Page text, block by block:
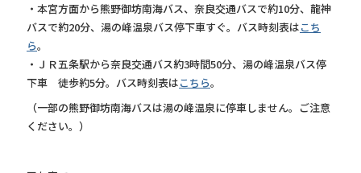
・本宮方面から熊野御坊南海バス、奈良交通バスで約10分、龍神
バスで約20分、湯の峰温泉バス停下車すぐ。バス時刻表はこち
ら。
・ＪＲ五条駅から奈良交通バス約3時間50分、湯の峰温泉バス停
下車 徒歩約5分。バス時刻表はこちら。
（一部の熊野御坊南海バスは湯の峰温泉に停車しません。ご注意
ください。）